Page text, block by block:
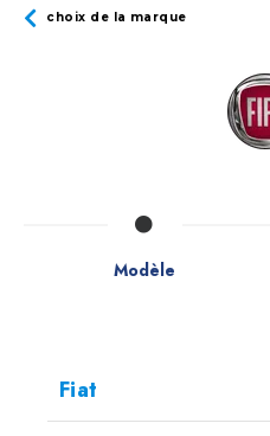
choix de la marque
Modèle
Fiat